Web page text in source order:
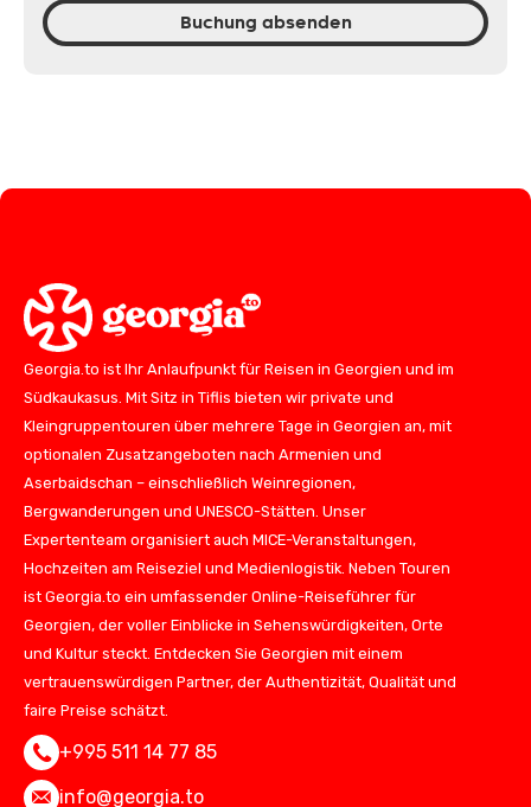
Buchung absenden
Georgia.to ist Ihr Anlaufpunkt für Reisen in Georgien und im
Südkaukasus. Mit Sitz in Tiflis bieten wir private und
Kleingruppentouren über mehrere Tage in Georgien an, mit
optionalen Zusatzangeboten nach Armenien und
Aserbaidschan – einschließlich Weinregionen,
Bergwanderungen und UNESCO-Stätten. Unser
Expertenteam organisiert auch MICE-Veranstaltungen,
Hochzeiten am Reiseziel und Medienlogistik. Neben Touren
ist Georgia.to ein umfassender Online-Reiseführer für
Georgien, der voller Einblicke in Sehenswürdigkeiten, Orte
und Kultur steckt. Entdecken Sie Georgien mit einem
vertrauenswürdigen Partner, der Authentizität, Qualität und
faire Preise schätzt.
+995 511 14 77 85
info@georgia.to